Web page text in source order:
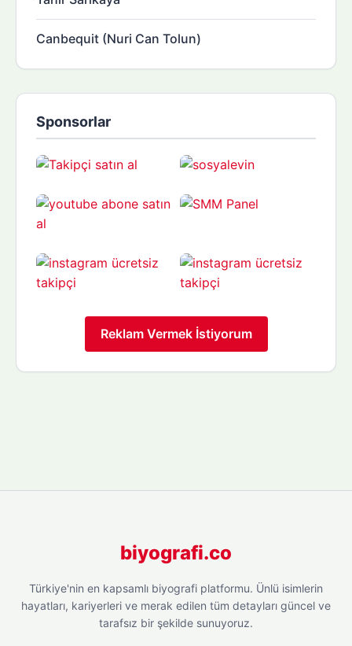
Canbequit (Nuri Can Tolun)
Sponsorlar
Reklam Vermek İstiyorum
biyografi.co
Türkiye'nin en kapsamlı biyografi platformu. Ünlü isimlerin
hayatları, kariyerleri ve merak edilen tüm detayları güncel ve
tarafsız bir şekilde sunuyoruz.